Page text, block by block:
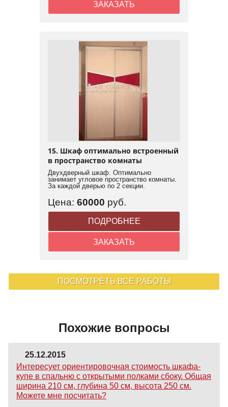
ЗАКАЗАТЬ
15. Шкаф оптимально встроенный
в пространство комнаты
Двухдверный шкаф. Оптимально
занимает угловое пространство комнаты.
За каждой дверью по 2 секции.
Цена: 60000 руб.
ПОДРОБНЕЕ
ЗАКАЗАТЬ
ПОСМОТРЕТЬ ВСЕ РАБОТЫ
Похожие вопросы
25.12.2015
Интересует ориентировочная стоимость шкафа-
купе в спальню с открытыми полками сбоку. Общая
ширина 210 см, глубина 50 см, высота 250 см.
Можете мне посчитать?